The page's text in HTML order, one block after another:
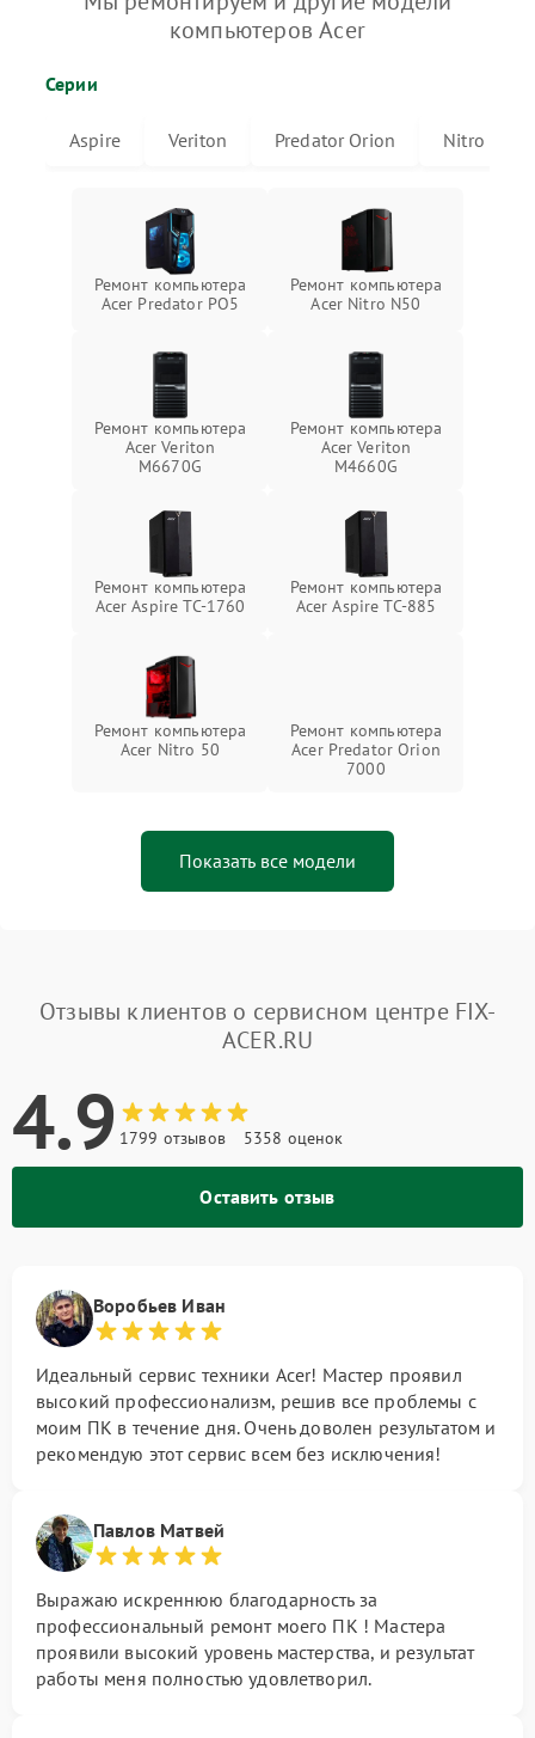
компьютеров Acer
Серии
Aspire Veriton Predator Orion Nitro
Ремонт компьютера
Acer Predator PO5
Ремонт компьютера
Acer Nitro N50
Ремонт компьютера
Acer Veriton
M6670G
Ремонт компьютера
Acer Veriton
M4660G
Ремонт компьютера
Acer Aspire TC-1760
Ремонт компьютера
Acer Aspire TC-885
Ремонт компьютера
Acer Nitro 50
Ремонт компьютера
Acer Predator Orion
7000
Показать все модели
Отзывы клиентов о сервисном центре FIX-
ACER.RU
4.9 1799 отзывов 5358 оценок
Оставить отзыв
Воробьев Иван
Идеальный сервис техники Acer! Мастер проявил
высокий профессионализм, решив все проблемы с
моим ПК в течение дня. Очень доволен результатом и
рекомендую этот сервис всем без исключения!
Павлов Матвей
Выражаю искреннюю благодарность за
профессиональный ремонт моего ПК ! Мастера
проявили высокий уровень мастерства, и результат
работы меня полностью удовлетворил.